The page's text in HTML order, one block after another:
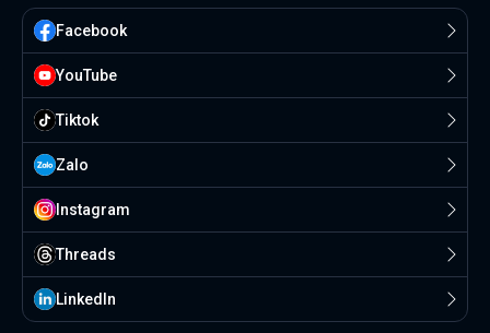
Facebook
YouTube
Tiktok
Zalo
Instagram
Threads
Linkedln